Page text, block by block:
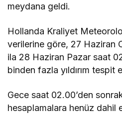
meydana geldi.
Hollanda Kraliyet
verilerine göre, 27 Haziran
ila 28 Haziran Pazar saat
binden fazla yıldırım tespit
Gece saat 02.00’den
hesaplamalara henüz dahil